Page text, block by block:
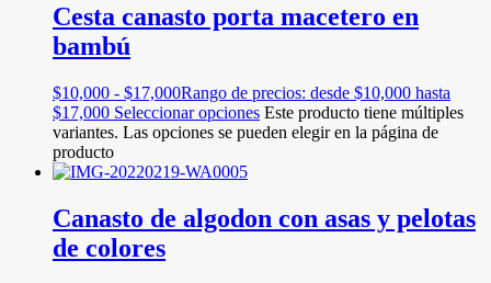
Cesta canasto porta macetero en
bambú
$10,000 - $17,000Rango de precios: desde $10,000 hasta
$17,000 Seleccionar opciones Este producto tiene múltiples
variantes. Las opciones se pueden elegir en la página de
producto
Canasto de algodon con asas y pelotas
de colores